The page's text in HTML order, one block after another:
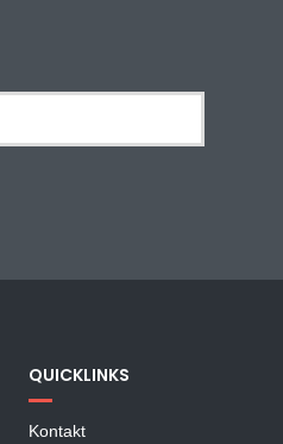
QUICKLINKS
Kontakt